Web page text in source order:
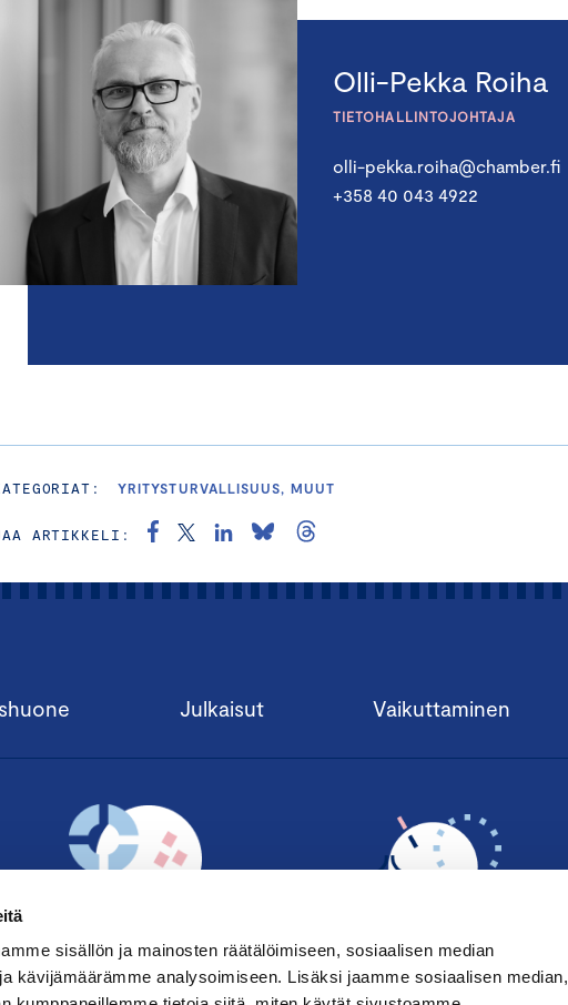
sisällön ja mainosten räätälöimiseen, sosiaalisen median
kävijämäärämme analysoimiseen. Lisäksi jaamme sosiaalisen median,
Olli-Pekka Roiha
TIETOHALLINTOJOHTAJA
olli-pekka.roiha@chamber.fi
+358 40 043 4922
YRITYSTURVALLISUUS, MUUT
ARTIKKELI:
Julkaisut Vaikuttaminen